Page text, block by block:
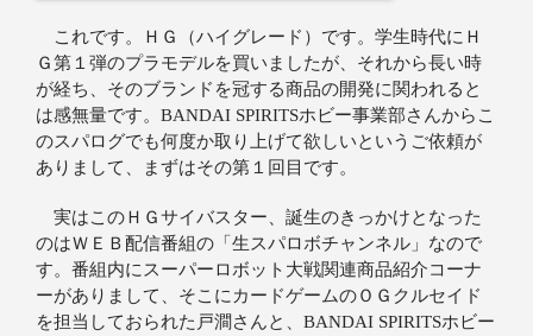
これです。ＨＧ（ハイグレード）です。学生時代にＨ
Ｇ第１弾のプラモデルを買いましたが、それから長い時
が経ち、そのブランドを冠する商品の開発に関われると
は感無量です。BANDAI SPIRITSホビー事業部さんからこ
のスパログでも何度か取り上げて欲しいというご依頼が
ありまして、まずはその第１回目です。
実はこのＨＧサイバスター、誕生のきっかけとなった
のはＷＥＢ配信番組の「生スパロボチャンネル」なので
す。番組内にスーパーロボット大戦関連商品紹介コーナ
ーがありまして、そこにカードゲームのＯＧクルセイド
を担当しておられた戸澗さんと、BANDAI SPIRITSホビー